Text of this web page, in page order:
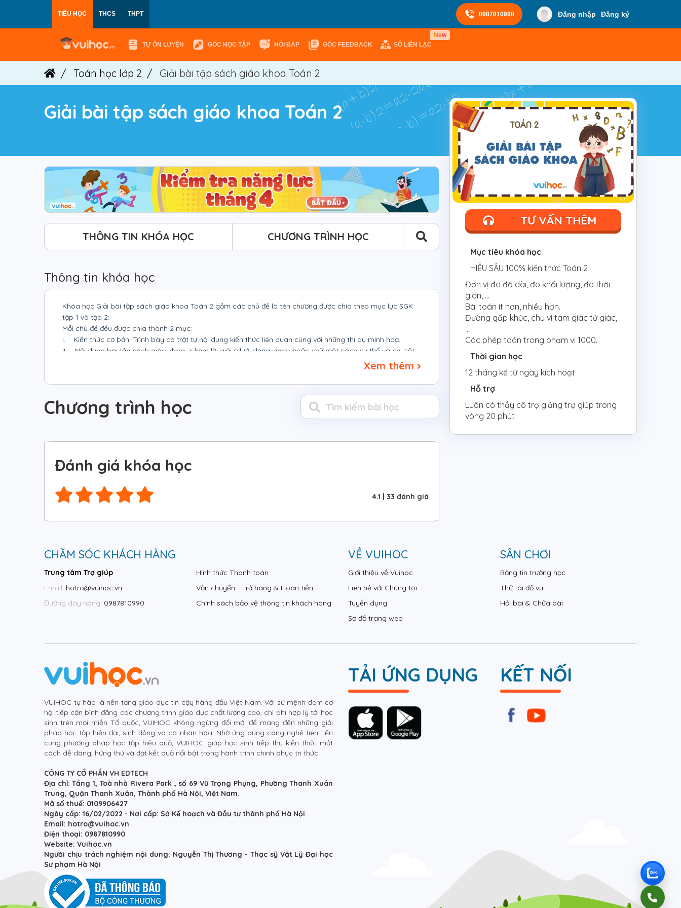
TIỂU HỌC THCS THPT 0987810990 Đăng nhập Đăng ký
TỰ ÔN LUYỆN GÓC HỌC TẬP HỎI ĐÁP GÓC FEEDBACK SỔ LIÊN LẠC
New
Toán học lớp 2 Giải bài tập sách giáo khoa Toán 2
Giải bài tập sách giáo khoa Toán 2
TƯ VẤN THÊM
Mục tiêu khóa học
HIỂU SÂU 100% kiến thức Toán 2
Đơn vị đo độ dài, đo khối lượng, đo thời
gian, ...
Bài toán ít hơn, nhiều hơn.
Đường gấp khúc, chu vi tam giác tứ giác,
...
Các phép toán trong phạm vi 1000.
Thời gian học
12 tháng kể từ ngày kích hoạt
Hỗ trợ
Luôn có thầy cô trợ giảng trợ giúp trong
vòng 20 phút
THÔNG TIN KHÓA HỌC CHƯƠNG TRÌNH HỌC
Thông tin khóa học
Khóa học Giải bài tập sách giáo khoa Toán 2 gồm các chủ đề là tên chương được chia theo mục lục SGK
tập 1 và tập 2:
Mỗi chủ đề đều được chia thành 2 mục:
I. Kiến thức cơ bản: Trình bày có trật tự nội dung kiến thức liên quan cùng với những thí dụ minh hoạ.
II. Nội dung bài tập sách giáo khoa + kèm lời giải (dưới dạng video hoặc chữ một cách cụ thể và chi tiết
Xem thêm
Chương trình học
Đánh giá khóa học
4.1 | 33 đánh giá
CHĂM SÓC KHÁCH HÀNG
Trung tâm Trợ giúp
Email: hotro@vuihoc.vn
Đường dây nóng: 0987810990
Hình thức Thanh toán
Vận chuyển - Trả hàng & Hoàn tiền
Chính sách bảo vệ thông tin khách hàng
VỀ VUIHOC
Giới thiệu về Vuihoc
Liên hệ với Chúng tôi
Tuyển dụng
Sơ đồ trang web
SÂN CHƠI
Bảng tin trường học
Thử tài đố vui
Hỏi bài & Chữa bài
VUIHOC tự hào là nền tảng giáo dục tin cậy hàng đầu Việt Nam. Với sứ mệnh đem cơ
hội tiếp cận bình đẳng các chương trình giáo dục chất lượng cao, chi phí hợp lý tới học
sinh trên mọi miền Tổ quốc, VUIHOC không ngừng đổi mới để mang đến những giải
pháp học tập hiện đại, sinh động và cá nhân hóa. Nhờ ứng dụng công nghệ tiên tiến
cùng phương pháp học tập hiệu quả, VUIHOC giúp học sinh tiếp thu kiến thức một
cách dễ dàng, hứng thú và đạt kết quả nổi bật trong hành trình chinh phục tri thức.
CÔNG TY CỔ PHẦN VH EDTECH
Địa chỉ: Tầng 1, Toà nhà Rivera Park , số 69 Vũ Trọng Phụng, Phường Thanh Xuân
Trung, Quận Thanh Xuân, Thành phố Hà Nội, Việt Nam.
Mã số thuế: 0109906427
Ngày cấp: 16/02/2022 - Nơi cấp: Sở Kế hoạch và Đầu tư thành phố Hà Nội
Email: hotro@vuihoc.vn
Điện thoại: 0987810990
Website: Vuihoc.vn
Người chịu trách nghiệm nội dung: Nguyễn Thị Thương - Thạc sỹ Vật Lý Đại học
Sư phạm Hà Nội
TẢI ỨNG DỤNG KẾT NỐI